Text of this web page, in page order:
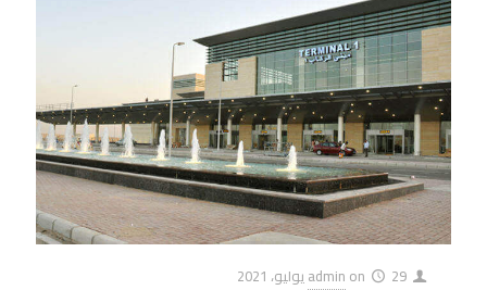
admin on 29 يوليو، 2021